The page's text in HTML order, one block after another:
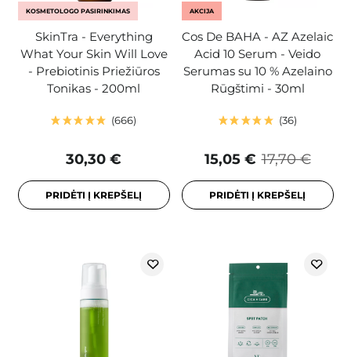
KOSMETOLOGO PASIRINKIMAS
SkinTra - Everything
What Your Skin Will Love
- Prebiotinis Priežiūros
Tonikas - 200ml
666
30,30 €
PRIDĖTI Į KREPŠELĮ
AKCIJA
Cos De BAHA - AZ Azelaic
Acid 10 Serum - Veido
Serumas su 10 % Azelaino
Rūgštimi - 30ml
36
17,70 €
15,05 €
PRIDĖTI Į KREPŠELĮ